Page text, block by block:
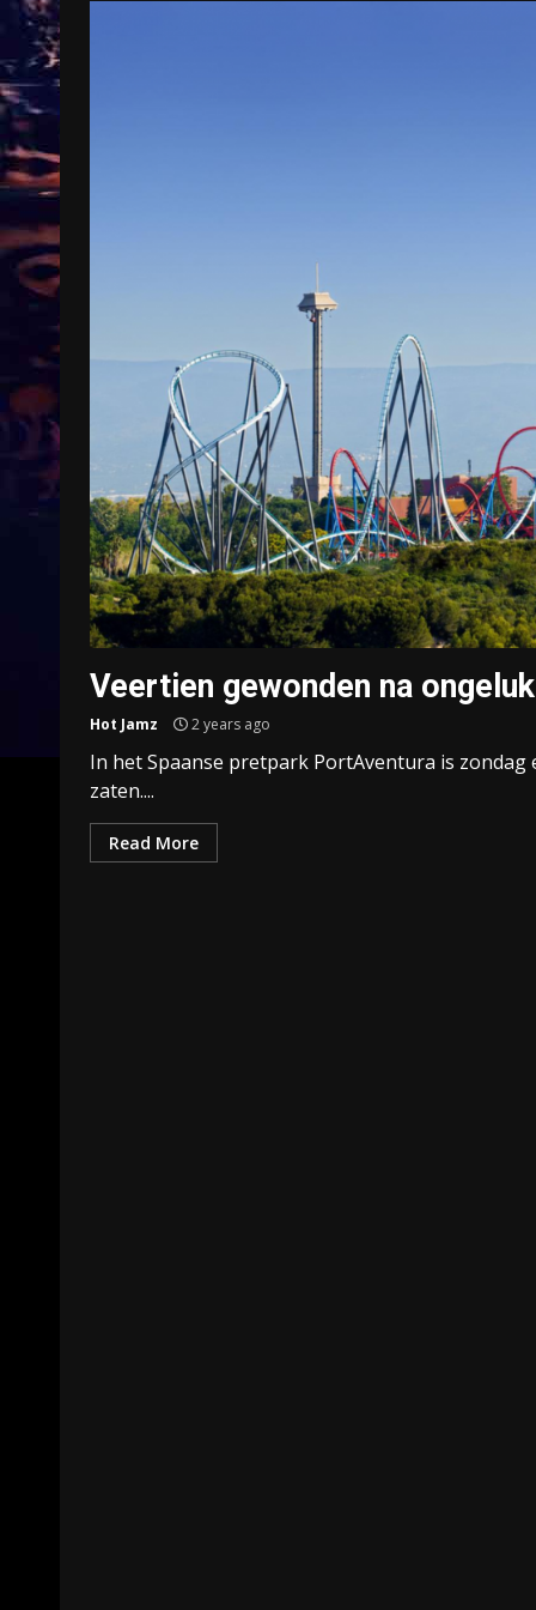
Veertien gewonden na
Hot Jamz 2 years ago
In het Spaanse pretpark PortAventura is
zaten....
Read More